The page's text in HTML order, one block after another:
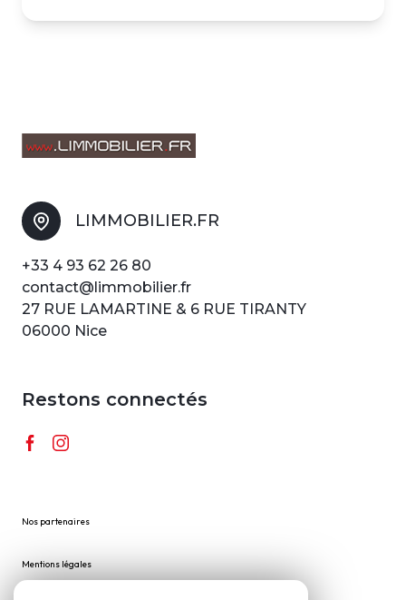
LIMMOBILIER.FR
+33 4 93 62 26 80
contact@limmobilier.fr
27 RUE LAMARTINE & 6 RUE TIRANTY
06000 Nice
Restons connectés
Nos partenaires
Mentions légales